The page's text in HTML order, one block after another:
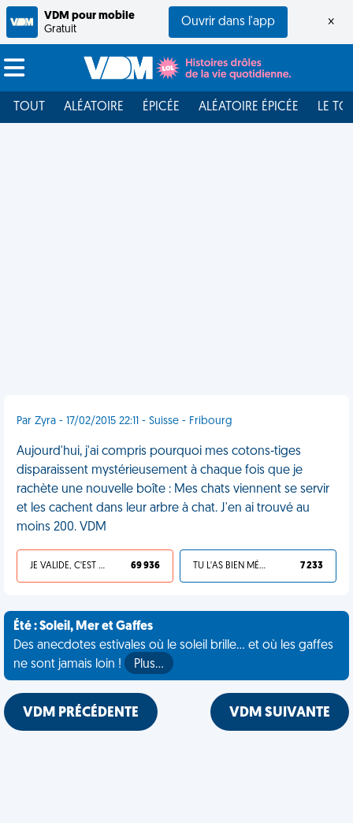
VDM pour mobile
Gratuit
Ouvrir dans l'app ×
TOUT ALÉATOIRE ÉPICÉE ALÉATOIRE ÉPICÉE LE
Par Zyra - 17/02/2015 22:11 - Suisse - Fribourg
Aujourd'hui, j'ai compris pourquoi mes cotons-tiges
disparaissent mystérieusement à chaque fois que je
rachète une nouvelle boîte : Mes chats viennent se servir
et les cachent dans leur arbre à chat. J'en ai trouvé au
moins 200. VDM
JE VALIDE, C'EST UNE VDM 69 936 TU L'AS BIEN MÉRITÉ 7 233
Été : Soleil, Mer et Gaffes
Des anecdotes estivales où le soleil brille... et où les gaffes
ne sont jamais loin !
Plus…
VDM PRÉCÉDENTE VDM SUIVANTE